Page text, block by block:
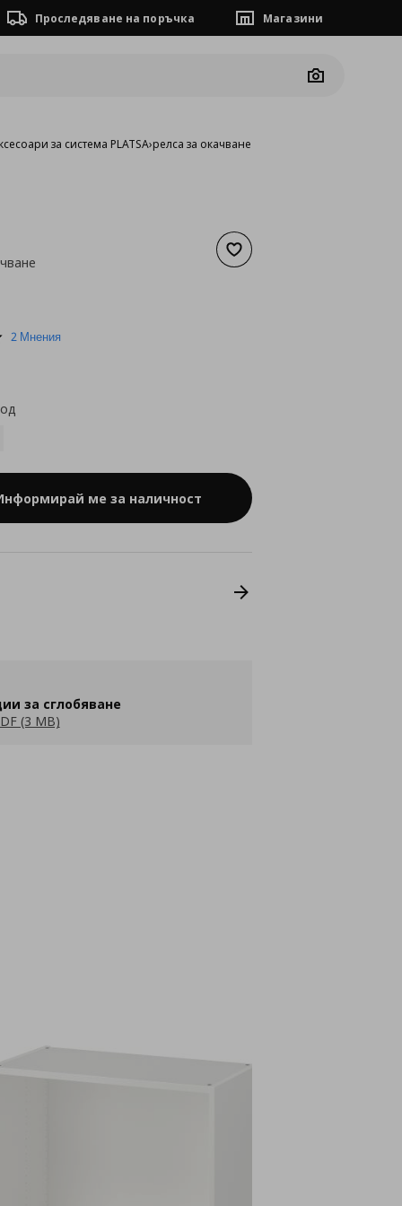
Проследяване на поръчка Магазини
Camera
за система PLATSA›релса за окачване
Добави към списъка с
5.02 Мнения
ме за наличност
за сглобяване
(3 MB)